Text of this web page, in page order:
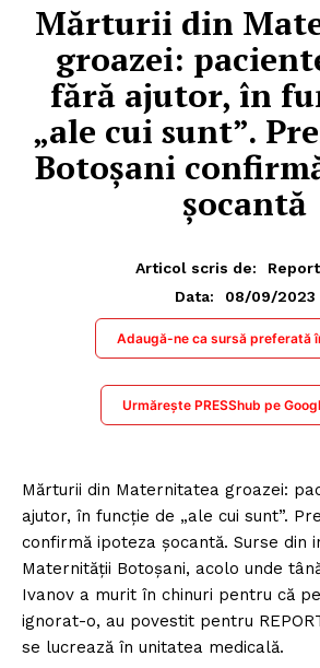
Mărturii din
groazei:
fără ajutor, în
„ale cui sunt”.
Botoșani
șocantă
Articol scris de:
Data:
08/09/2023
Adaugă-ne ca sursă preferată
Urmărește PRESShub pe
Mărturii din Maternitatea groazei:
ajutor, în funcție de „ale cui sunt”.
confirmă ipoteza șocantă. Surse din
Maternității Botoșani, acolo unde
Ivanov a murit în chinuri pentru că
ignorat-o, au povestit pentru
se lucrează în unitatea medicală.